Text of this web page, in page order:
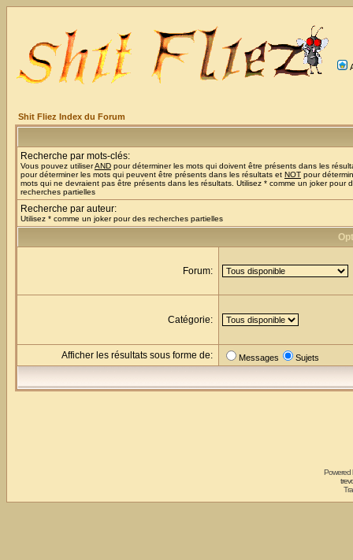
Shit Fliez Index du Forum
Recherche par mots-clés:
Vous pouvez utiliserAND pour déterminer les mots qui doivent être présents dans les
pour déterminer les mots qui peuvent être présents dans les résultats et NOT pour
mots qui ne devraient pas être présents dans les résultats. Utilisez * comme un joker pour
recherches partielles
Recherche par auteur:
Utilisez * comme un joker pour des recherches partielles
Forum:
Catégorie:
Afficher les résultats sous forme de: Messages Sujets
Powered